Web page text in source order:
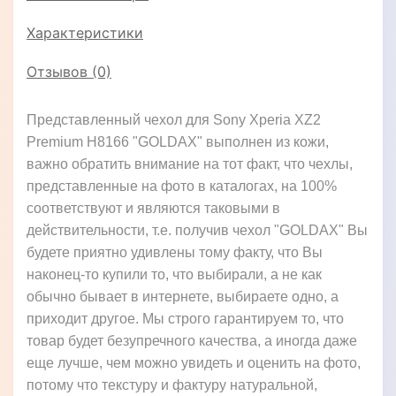
Характеристики
Отзывов (0)
Представленный чехол для Sony Xperia XZ2
Premium H8166 "GOLDAX" выполнен из кожи,
важно обратить внимание на тот факт, что чехлы,
представленные на фото в каталогах, на 100%
соответствуют и являются таковыми в
действительности, т.е. получив чехол "GOLDAX" Вы
будете приятно удивлены тому факту, что Вы
наконец-то купили то, что выбирали, а не как
обычно бывает в интернете, выбираете одно, а
приходит другое. Мы строго гарантируем то, что
товар будет безупречного качества, а иногда даже
еще лучше, чем можно увидеть и оценить на фото,
потому что текстуру и фактуру натуральной,